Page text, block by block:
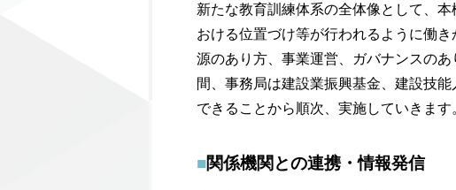
新たな教育訓練体系の全体像として、
おける位置づけ等が行われるように働
源のあり方、事業運営、ガバナンスの
間、事務局は建設業振興基金、建設技
できることから順次、実施していきます
■関係機関との連携・情報発信